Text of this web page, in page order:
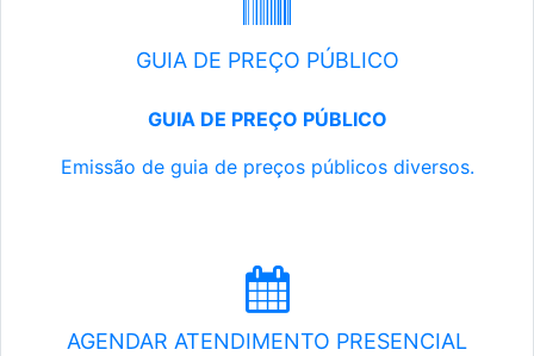
GUIA DE PREÇO PÚBLICO
GUIA DE PREÇO PÚBLICO
Emissão de guia de preços públicos diversos.
AGENDAR ATENDIMENTO PRESENCIAL